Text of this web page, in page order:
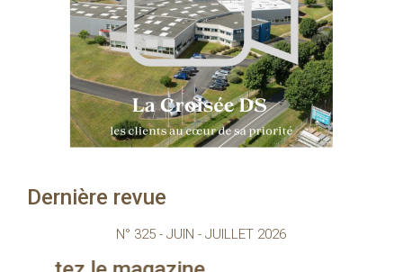
Dernière revue
N° 325 - JUIN - JUILLET 2026